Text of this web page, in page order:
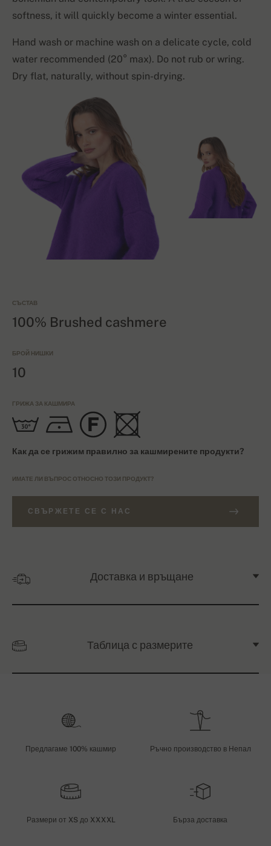
softness, it will quickly become a winter essential.
Hand wash or machine wash on a delicate cycle, cold
water recommended (20° max). Do not rub or wring.
Dry flat, naturally, without spin-drying.
СЪСТАВ
100% Brushed cashmere
БРОЙ НИШКИ
10
ГРИЖА ЗА КАШМИРА
Как да се грижим правилно за кашмирените продукти?
ИМАТЕ ЛИ ВЪПРОС ОТНОСНО ТОЗИ ПРОДУКТ?
СВЪРЖЕТЕ СЕ С НАС
Доставка и връщане
Таблица с размерите
Предлагаме 100% кашмир Ръчно производство в Непал
Размери от XS до XXXXL Бърза доставка